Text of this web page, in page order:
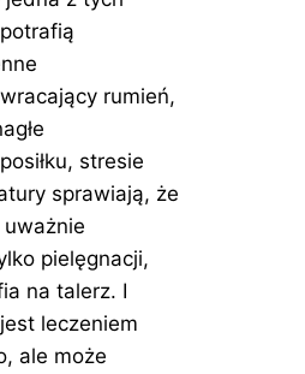
rumień,
stresie
sprawiają, że
pielęgnacji,
na talerz. I
leczeniem
ale może